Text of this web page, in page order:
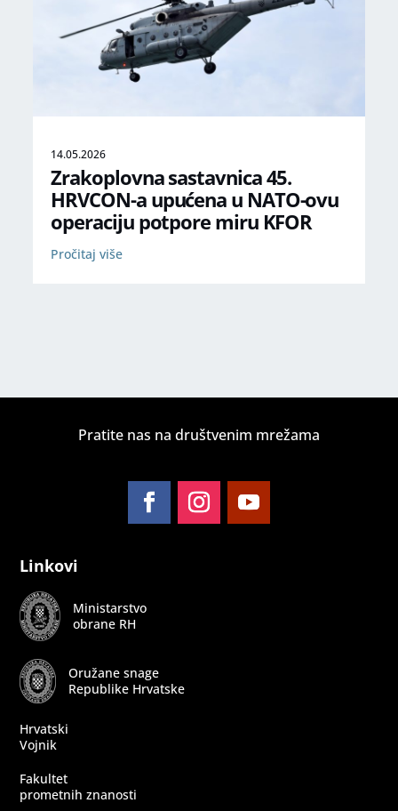
14.05.2026
Zrakoplovna sastavnica 45.
HRVCON-a upućena u NATO-ovu
operaciju potpore miru KFOR
Pročitaj više
Pratite nas na društvenim mrežama
Linkovi
Ministarstvo
obrane RH
Oružane snage
Republike Hrvatske
Hrvatski
Vojnik
Fakultet
prometnih znanosti